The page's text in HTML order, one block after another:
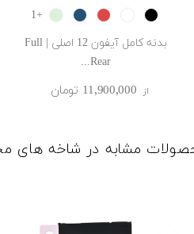
Black
White
RED
Blue
GREEN
+1
بدنه کامل آیفون 12 اصلی | Full
Rear...
از 11٬900٬000 ‎تومان